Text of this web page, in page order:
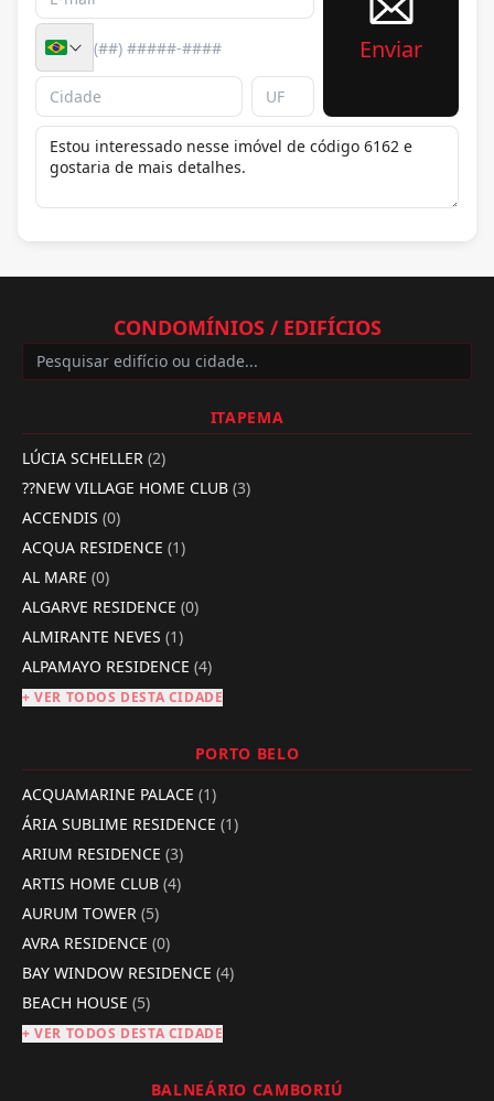
Enviar
CONDOMÍNIOS / EDIFÍCIOS
ITAPEMA
LÚCIA SCHELLER (2)
??NEW VILLAGE HOME CLUB (3)
ACCENDIS (0)
ACQUA RESIDENCE (1)
AL MARE (0)
ALGARVE RESIDENCE (0)
ALMIRANTE NEVES (1)
ALPAMAYO RESIDENCE (4)
+ VER TODOS DESTA CIDADE
PORTO BELO
ACQUAMARINE PALACE (1)
ÁRIA SUBLIME RESIDENCE (1)
ARIUM RESIDENCE (3)
ARTIS HOME CLUB (4)
AURUM TOWER (5)
AVRA RESIDENCE (0)
BAY WINDOW RESIDENCE (4)
BEACH HOUSE (5)
+ VER TODOS DESTA CIDADE
BALNEÁRIO CAMBORIÚ